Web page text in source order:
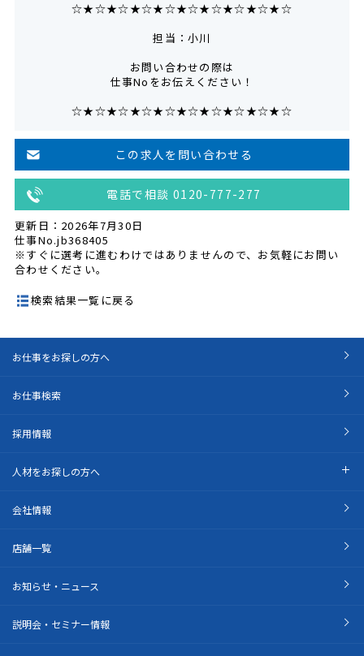
☆★☆★☆★☆★☆★☆★☆★☆★☆★☆
担当：小川
お問い合わせの際は
仕事Noをお伝えください！
☆★☆★☆★☆★☆★☆★☆★☆★☆★☆
この求人を問い合わせる
電話で相談 0120-777-277
更新日：2026年7月30日
仕事No.jb368405
※すぐに選考に進むわけではありませんので、お気軽にお問い
合わせください。
検索結果一覧に戻る
お仕事をお探しの方へ
お仕事検索
採用情報
人材をお探しの方へ
会社情報
店舗一覧
お知らせ・ニュース
説明会・セミナー情報